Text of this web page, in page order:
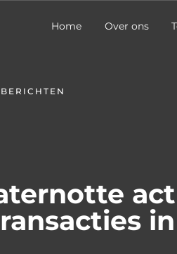
Home Over ons